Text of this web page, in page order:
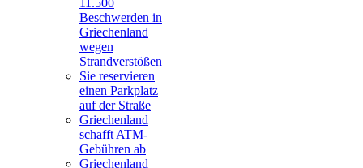
11.500
Beschwerden in
Griechenland
wegen
Strandverstößen
Sie reservieren
einen Parkplatz
auf der Straße
Griechenland
schafft ATM-
Gebühren ab
Griechenland